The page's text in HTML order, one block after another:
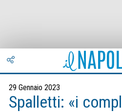
29 Gennaio 2023
Spalletti: «i